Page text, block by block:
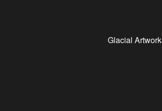
Glacial Artwork